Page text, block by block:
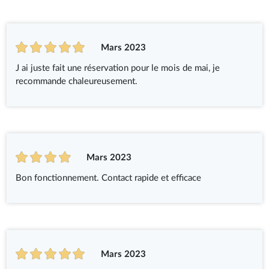
Mars 2023
J ai juste fait une réservation pour le mois de mai, je
recommande chaleureusement.
Mars 2023
Bon fonctionnement. Contact rapide et efficace
Mars 2023